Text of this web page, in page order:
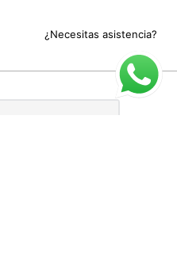
¿Necesitas asistencia?